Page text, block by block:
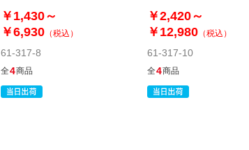
ジナル〕
￥1,430～
￥6,930 （税込）
61-317-8
全4商品
ジナル〕
￥2,420～
￥12,980 （税込）
61-317-10
全4商品